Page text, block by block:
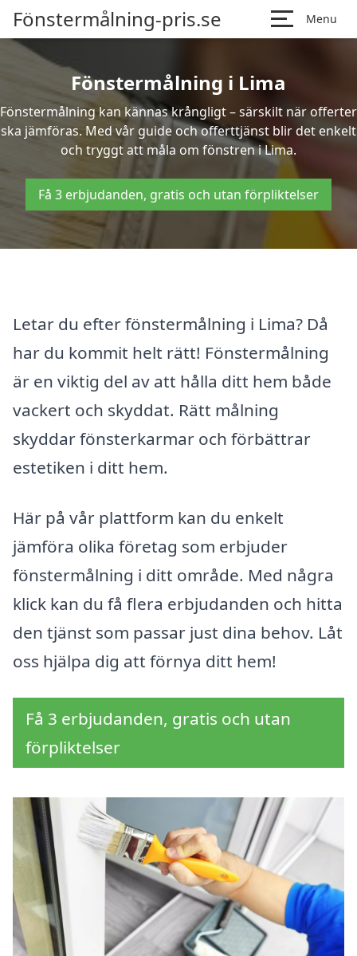
Fönstermålning-pris.se Menu
Fönstermålning i Lima
Fönstermålning kan kännas krångligt – särskilt när offerter
ska jämföras. Med vår guide och offerttjänst blir det enkelt
och tryggt att måla om fönstren i Lima.
Få 3 erbjudanden, gratis och utan förpliktelser
Letar du efter fönstermålning i Lima? Då
har du kommit helt rätt! Fönstermålning
är en viktig del av att hålla ditt hem både
vackert och skyddat. Rätt målning
skyddar fönsterkarmar och förbättrar
estetiken i ditt hem.
Här på vår plattform kan du enkelt
jämföra olika företag som erbjuder
fönstermålning i ditt område. Med några
klick kan du få flera erbjudanden och hitta
den tjänst som passar just dina behov. Låt
oss hjälpa dig att förnya ditt hem!
Få 3 erbjudanden, gratis och utan
förpliktelser